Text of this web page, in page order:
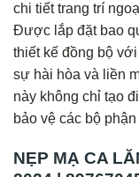
chi tiết trang trí
Được lắp đặt bao
thiết kế đồng bộ
sự hài hòa và liền
này không chỉ tạo
bảo vệ các bộ
NẸP MẠ CA